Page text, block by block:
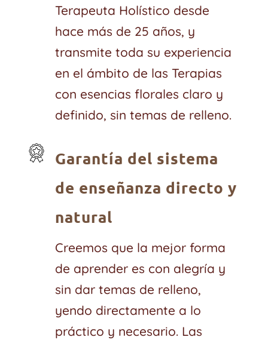
Terapeuta Holístico desde
hace más de 25 años, y
transmite toda su experiencia
en el ámbito de las Terapias
con esencias florales claro y
definido, sin temas de relleno.
Garantía del sistema
de enseñanza directo y
natural
Creemos que la mejor forma
de aprender es con alegría y
sin dar temas de relleno,
yendo directamente a lo
práctico y necesario. Las